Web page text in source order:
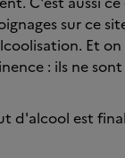
sur ce
Et
: ils ne
d'alcool est